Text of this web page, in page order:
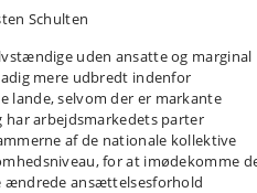
Schulten
uden ansatte og marginal
mere udbredt indenfor
lande, selvom der er markante
arbejdsmarkedets parter
af de nationale kollektive
for at imødekomme
ændrede ansættelsesforhold